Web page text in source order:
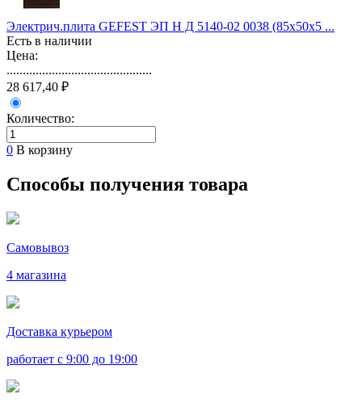
Электрич.плита GEFEST ЭП Н Д 5140-02 0038 (85х50х5 ...
Есть в наличии
Цена:
.............................................
28 617,40 ₽
Количество:
0 В корзину
Способы получения товара
Самовывоз
4 магазина
Доставка курьером
работает с 9:00 до 19:00